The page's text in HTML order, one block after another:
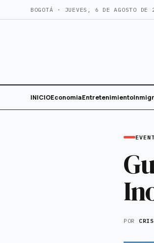
al
BOGOTÁ · JUEVES, 6 DE AGOSTO DE
INICIOEconomiaEntretenimiento
POR